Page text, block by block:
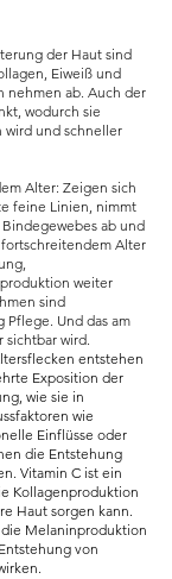
der Haut sind
Eiweiß und
nehmen ab. Auch der
wodurch sie
wird und schneller
Alter: Zeigen sich
feine Linien, nimmt
ab und
Alter
weiter
sind
Pflege. Und das am
sichtbar wird.
entstehen
Exposition der
wie sie in
wie
Einflüsse oder
die Entstehung
Vitamin C ist ein
Kollagenproduktion
Haut sorgen kann.
Melaninproduktion
von